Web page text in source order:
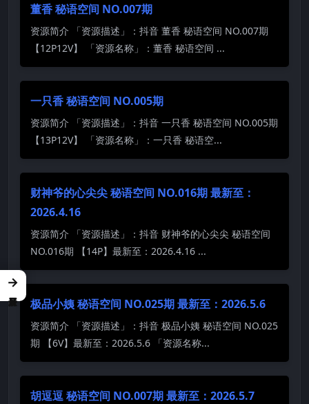
董香 秘语空间 NO.007期
资源简介 「资源描述」：抖音 董香 秘语空间 NO.007期
【12P12V】 「资源名称」：董香 秘语空间 ...
一只香 秘语空间 NO.005期
资源简介 「资源描述」：抖音 一只香 秘语空间 NO.005期
【13P12V】 「资源名称」：一只香 秘语空...
财神爷的心尖尖 秘语空间 NO.016期 最新至：
2026.4.16
资源简介 「资源描述」：抖音 财神爷的心尖尖 秘语空间
NO.016期 【14P】最新至：2026.4.16 ...
极品小姨 秘语空间 NO.025期 最新至：2026.5.6
资源简介 「资源描述」：抖音 极品小姨 秘语空间 NO.025
期 【6V】最新至：2026.5.6 「资源名称...
胡逗逗 秘语空间 NO.007期 最新至：2026.5.7
→